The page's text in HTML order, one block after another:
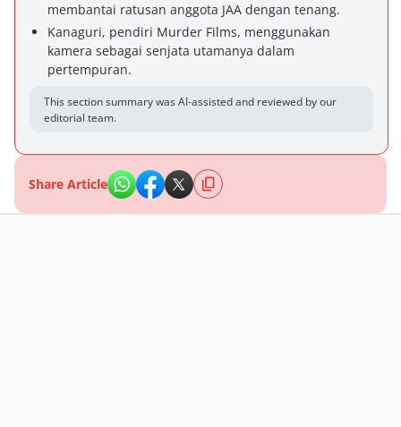
membantai ratusan anggota JAA dengan tenang.
Kanaguri, pendiri Murder Films, menggunakan
kamera sebagai senjata utamanya dalam
pertempuran.
This section summary was AI-assisted and reviewed by our
editorial team.
Share Article